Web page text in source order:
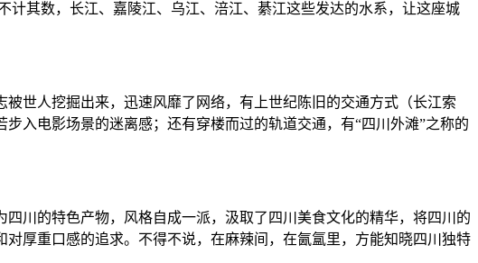
其数，长江、嘉陵江、乌江、涪江、綦江这些发达的水系，让这座城
世人挖掘出来，迅速风靡了网络，有上世纪陈旧的交通方式（长江索
入电影场景的迷离感；还有穿楼而过的轨道交通，有“四川外滩”之称的
川的特色产物，风格自成一派，汲取了四川美食文化的精华，将四川的
对厚重口感的追求。不得不说，在麻辣间，在氤氲里，方能知晓四川独特